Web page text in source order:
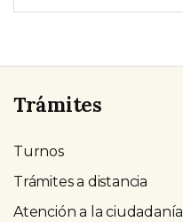
Trámites
Turnos
Trámites a distancia
Atención a la ciudadanía